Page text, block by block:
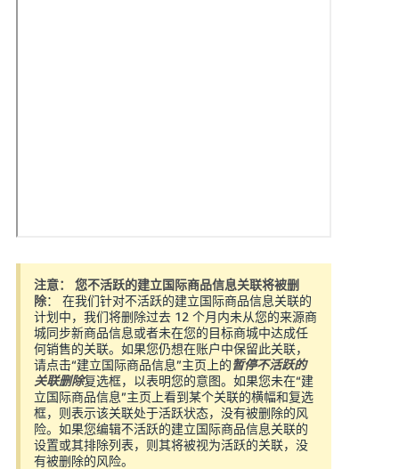
文Français
- FR
Italiano
- IT
हिंदी
- IN
ไทย
登
录
注
册
注意： 您不活跃的建立国际商品信息关联将被删
除： 在我们针对不活跃的建立国际商品信息关联的
计划中，我们将删除过去 12 个月内未从您的来源商
城同步新商品信息或者未在您的目标商城中达成任
何销售的关联。如果您仍想在账户中保留此关联，
请点击“建立国际商品信息”主页上的暂停不活跃的
关联删除复选框，以表明您的意图。如果您未在“建
立国际商品信息”主页上看到某个关联的横幅和复选
框，则表示该关联处于活跃状态，没有被删除的风
险。如果您编辑不活跃的建立国际商品信息关联的
设置或其排除列表，则其将被视为活跃的关联，没
有被删除的风险。